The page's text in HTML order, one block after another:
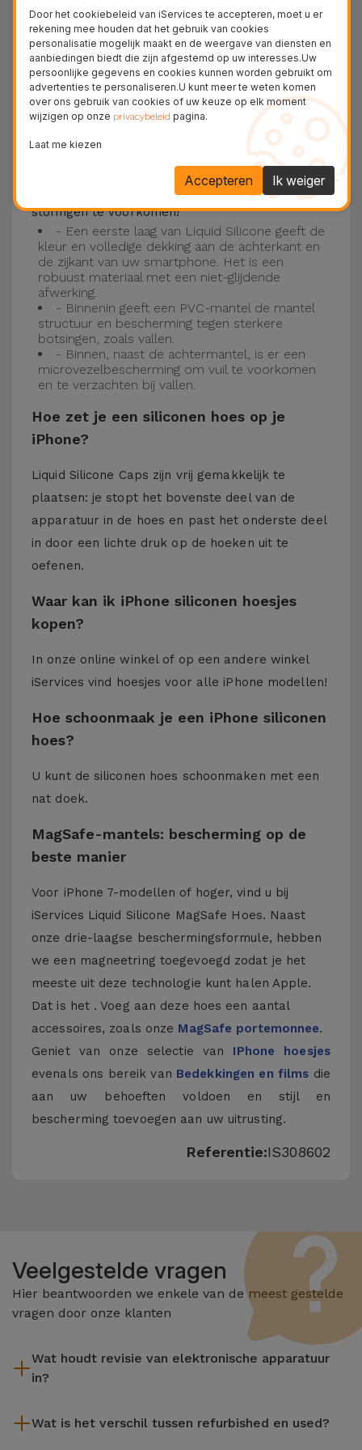
15, 14, 13, 12 onder meer en het nieuwste model
van de Apple, deiPhone 16eniPhone 17.
Drie-laagse bescherming met de
siliconen kappen
Onze iPhone siliconen hoesjes hebben een
robuuste, kwalitatieve constructie met een
drielaagse constructie om ongelukken en
storingen te voorkomen!
- Een eerste laag van Liquid Silicone geeft de
kleur en volledige dekking aan de achterkant en
de zijkant van uw smartphone. Het is een
robuust materiaal met een niet-glijdende
afwerking.
- Binnenin geeft een PVC-mantel de mantel
structuur en bescherming tegen sterkere
botsingen, zoals vallen.
- Binnen, naast de achtermantel, is er een
microvezelbescherming om vuil te voorkomen
en te verzachten bij vallen.
Hoe zet je een siliconen hoes op je
iPhone?
Liquid Silicone Caps zijn vrij gemakkelijk te
plaatsen: je stopt het bovenste deel van de
apparatuur in de hoes en past het onderste deel
in door een lichte druk op de hoeken uit te
oefenen.
Waar kan ik iPhone siliconen hoesjes
kopen?
In onze online winkel of op een andere winkel
iServices vind hoesjes voor alle iPhone modellen!
Hoe schoonmaak je een iPhone siliconen
hoes?
U kunt de siliconen hoes schoonmaken met een
nat doek.
MagSafe-mantels: bescherming op de
beste manier
Voor iPhone 7-modellen of hoger, vind u bij
iServices Liquid Silicone MagSafe Hoes. Naast
onze drie-laagse beschermingsformule, hebben
we een magneetring toegevoegd zodat je het
meeste uit deze technologie kunt halen Apple.
Dat is het . Voeg aan deze hoes een aantal
accessoires, zoals onze MagSafe portemonnee.
Geniet van onze selectie van IPhone hoesjes
evenals ons bereik van Bedekkingen en films die
aan uw behoeften voldoen en stijl en
bescherming toevoegen aan uw uitrusting.
Referentie:IS308602
Veelgestelde vragen
Hier beantwoorden we enkele van de meest gestelde
vragen door onze klanten
Wat houdt revisie van elektronische apparatuur
in?
reiniging, en niet te vergeten het repareren van elk defect
Wat is het verschil tussen refurbished en used?
Door het cookiebeleid van iServices te accepteren, moet u er
rekening mee houden dat het gebruik van cookies
personalisatie mogelijk maakt en de weergave van diensten en
aanbiedingen biedt die zijn afgestemd op uw interesses.Uw
persoonlijke gegevens en cookies kunnen worden gebruikt om
advertenties te personaliseren.U kunt meer te weten komen
over ons gebruik van cookies of uw keuze op elk moment
wijzigen op onze privacybeleid pagina.
Laat me kiezen
Ik weiger
Accepteren